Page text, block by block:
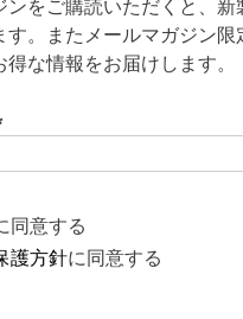
須
)
ンをご購読いただくと、新
す。またメールマガジン限
得な情報をお届けします。
同意する
護方針に同意する